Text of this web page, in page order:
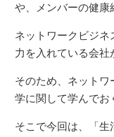
や、メンバーの健康
ネットワークビジネ
力を入れている会社
そのため、ネット
学に関して学んでお
そこで今回は、「